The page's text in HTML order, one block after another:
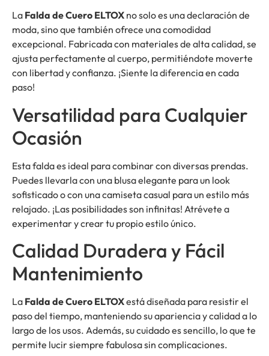
La Falda de Cuero ELTOX no solo es una declaración de
moda, sino que también ofrece una comodidad
excepcional. Fabricada con materiales de alta calidad, se
ajusta perfectamente al cuerpo, permitiéndote moverte
con libertad y confianza. ¡Siente la diferencia en cada
paso!
Versatilidad para Cualquier
Ocasión
Esta falda es ideal para combinar con diversas prendas.
Puedes llevarla con una blusa elegante para un look
sofisticado o con una camiseta casual para un estilo más
relajado. ¡Las posibilidades son infinitas! Atrévete a
experimentar y crear tu propio estilo único.
Calidad Duradera y Fácil
Mantenimiento
La Falda de Cuero ELTOXestá diseñada para resistir el
paso del tiempo, manteniendo su apariencia y calidad a lo
largo de los usos. Además, su cuidado es sencillo, lo que te
permite lucir siempre fabulosa sin complicaciones.